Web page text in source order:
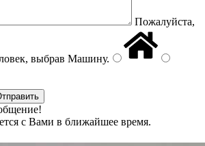
Пожалуйста,
выбрав Машину.
с Вами в ближайшее время.